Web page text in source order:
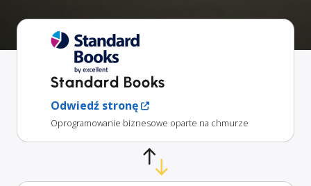
Standard Books
Odwiedź stronę
Oprogramowanie biznesowe oparte na chmurze